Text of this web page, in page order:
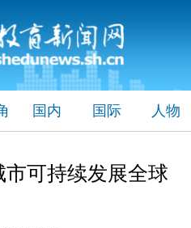
国内 国际 人物
市可持续发展全球